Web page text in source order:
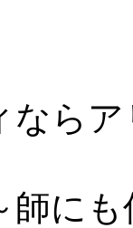
なら
師に